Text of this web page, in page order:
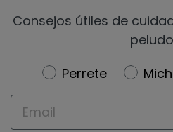
Consejos útiles de
Newsletter
Perrete
Email